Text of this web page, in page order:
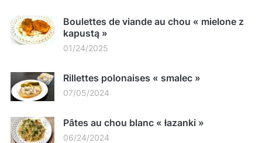
Boulettes de viande au chou « mielone z
kapustą »
01/24/2025
Rillettes polonaises « smalec »
07/05/2024
Pâtes au chou blanc « łazanki »
06/24/2024